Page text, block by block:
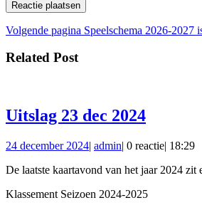
Bericht
navigatie
Volgende pagina Vorig
Speelschema 2026-2027
Related Post
Uitslag 23 dec 2024Uitslag
dec
2024
24 december 202424
2024
| adminadmin
| 0 reactie| 18:29
De laatste kaartavond van het jaar 2024 zit
Klassement Seizoen 2024-2025